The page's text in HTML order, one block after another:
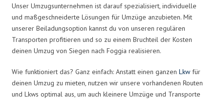
Unser Umzugsunternehmen ist darauf spezialisiert, individuelle
und maßgeschneiderte Lösungen für Umzüge anzubieten. Mit
unserer Beiladungsoption kannst du von unseren regulären
Transporten profitieren und so zu einem Bruchteil der Kosten
deinen Umzug von Siegen nach Foggia realisieren.
Wie funktioniert das? Ganz einfach: Anstatt einen ganzen Lkw für
deinen Umzug zu mieten, nutzen wir unsere vorhandenen Routen
und Lkws optimal aus, um auch kleinere Umzüge und Transporte